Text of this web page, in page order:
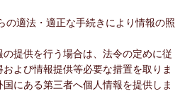
の適法・適正な手続きにより情報の照
提供を行う場合は、法令の定めに従
よび情報提供等必要な措置を取りま
にある第三者へ個人情報を提供しま